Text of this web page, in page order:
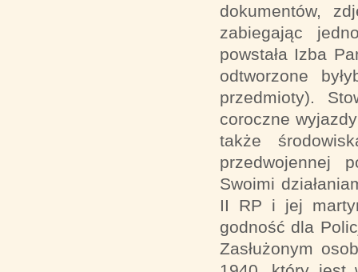
dokumentów,
zabiegając
powstała Izba
odtworzone
przedmioty).
coroczne
także
przedwojennej
Swoimi
II RP i jej
godność dla
Zasłużonym